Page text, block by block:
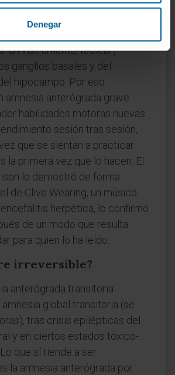
Denegar
con todo esto?
un instrumento, teclear)
ganglios basales y del
hipocampo. Por eso
amnesia anterógrada grave
habilidades motoras nuevas
sesión tras sesión,
que se sientan a practicar
la primera vez que lo hacen. El
lo demostró de forma
de Clive Wearing, un músico
herpética, lo confirmó
de un modo que resulta
para quien lo ha leído.
irreversible?
anterógrada transitoria
global transitoria (se
tras crisis epilépticas del
y en ciertos estados tóxico-
que sí tiende a ser
la amnesia anterógrada por